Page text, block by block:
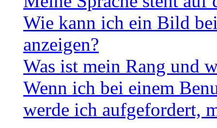
Wie kann ich ein Bild
anzeigen?
Was ist mein Rang und
Wenn ich bei einem
werde ich aufgefordert,